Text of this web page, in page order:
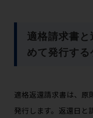
適格請求書と
めて発行する
適格返還請求書は、原
発行します。返還日と